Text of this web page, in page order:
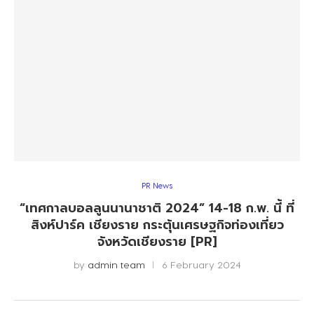
PR News
“เทศกาลบอลลูนนานาชาติ 2024” 14-18 ก.พ. นี้ ที่
สิงห์ปาร์ค เชียงราย กระตุ้นเศรษฐกิจท่องเที่ยว
จังหวัดเชียงราย [PR]
by admin team 6 February 2024